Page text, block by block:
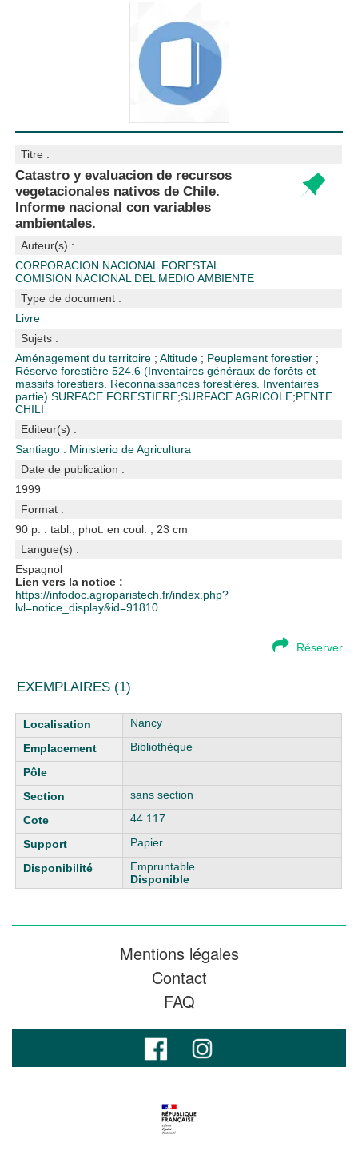
Titre :
Catastro y evaluacion de recursos
vegetacionales nativos de Chile.
Informe nacional con variables
ambientales.
Auteur(s) :
CORPORACION NACIONAL FORESTAL
COMISION NACIONAL DEL MEDIO AMBIENTE
Type de document :
Livre
Sujets :
Aménagement du territoire ;Altitude ; Peuplement forestier ;
Réserve forestière524.6 (Inventaires généraux de forêts et
massifs forestiers. Reconnaissances forestières. Inventaires
partie)SURFACE FORESTIERE;SURFACE AGRICOLE;PENTE
CHILI
Editeur(s) :
Santiago : Ministerio de Agricultura
Date de publication :
1999
Format :
90 p. : tabl., phot. en coul. ; 23 cm
Langue(s) :
Espagnol
Lien vers la notice :
https://infodoc.agroparistech.fr/index.php?
lvl=notice_display&id=91810
Réserver
EXEMPLAIRES (1)
Liste des exemplaires
Nancy
Bibliothèque
sans section
44.117
Papier
Empruntable
Disponible
Mentions légales
Contact
FAQ